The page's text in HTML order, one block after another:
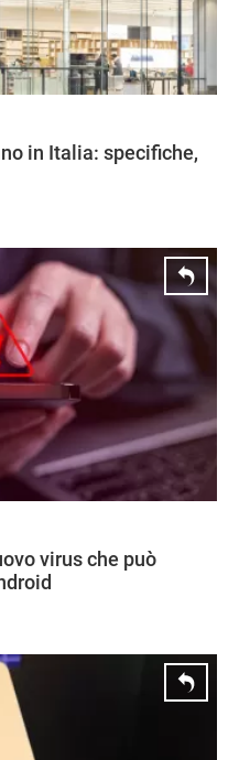
in Italia: specifiche,
virus che può